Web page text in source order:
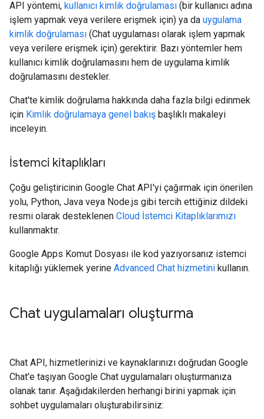
API yöntemi, kullanıcı kimlik doğrulaması (bir kullanıcı adına
işlem yapmak veya verilere erişmek için) ya da uygulama
kimlik doğrulaması (Chat uygulaması olarak işlem yapmak
veya verilere erişmek için) gerektirir. Bazı yöntemler hem
kullanıcı kimlik doğrulamasını hem de uygulama kimlik
doğrulamasını destekler.
Chat'te kimlik doğrulama hakkında daha fazla bilgi edinmek
için Kimlik doğrulamaya genel bakış başlıklı makaleyi
inceleyin.
İstemci kitaplıkları
Çoğu geliştiricinin Google Chat API'yi çağırmak için önerilen
yolu, Python, Java veya Node.js gibi tercih ettiğiniz dildeki
resmi olarak desteklenen Cloud İstemci Kitaplıklarımızı
kullanmaktır.
Google Apps Komut Dosyası ile kod yazıyorsanız istemci
kitaplığı yüklemek yerine Advanced Chat hizmetini kullanın.
Chat uygulamaları oluşturma
Chat API, hizmetlerinizi ve kaynaklarınızı doğrudan Google
Chat'e taşıyan Google Chat uygulamaları oluşturmanıza
olanak tanır. Aşağıdakilerden herhangi birini yapmak için
sohbet uygulamaları oluşturabilirsiniz: